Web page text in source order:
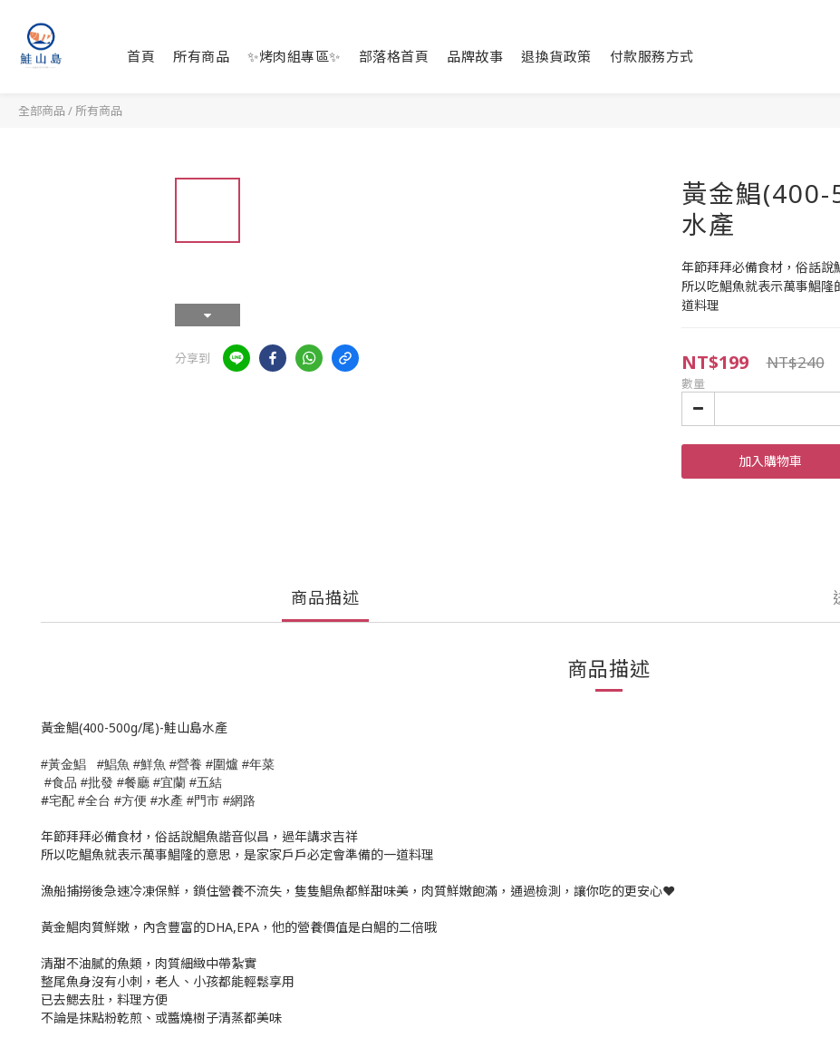
首頁 所有商品 ✨烤肉組專區✨ 部落格首頁 品牌故事 退換貨政策 付款服務方式
全部商品 / 所有商品
分享到
黃金鯧
水產
年節拜拜必備食材，俗話說
所以吃鯧魚就表示萬事鯧隆
道料理
NT$199 NT$240
數量
加入購物車
商品描述
商品描述
黃金鯧(400-500g/尾)-鮭山島水產
#黃金鯧 #鯧魚 #鮮魚 #營養 #圍爐 #年菜
#食品 #批發 #餐廳 #宜蘭 #五結
#宅配 #全台 #方便 #水產 #門市 #網路
年節拜拜必備食材，俗話說鯧魚諧音似昌，過年講求吉祥
所以吃鯧魚就表示萬事鯧隆的意思，是家家戶戶必定會準備的一道料理
漁船捕撈後急速冷凍保鮮，鎖住營養不流失，隻隻鯧魚都鮮甜味美，肉質鮮嫩飽滿，通過檢測，讓你吃的更安心❤️
黃金鯧肉質鮮嫩，內含豐富的DHA,EPA，他的營養價值是白鯧的二倍哦
清甜不油膩的魚類，肉質細緻中帶紮實
整尾魚身沒有小刺，老人、小孩都能輕鬆享用
已去鰓去肚，料理方便
不論是抹點粉乾煎、或醬燒樹子清蒸都美味